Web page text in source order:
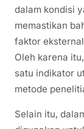
dalam kondisi
memastikan
faktor
Oleh karena
satu indikator
metode
Selain itu,